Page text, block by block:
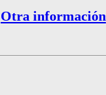
Otra información